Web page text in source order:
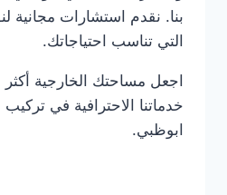
بنا. نقدم استشارات مجانية
التي تناسب احتياجاتك.
اجعل مساحتك الخارجية أكثر
خدماتنا الاحترافية في تركيب
ابوظبي.